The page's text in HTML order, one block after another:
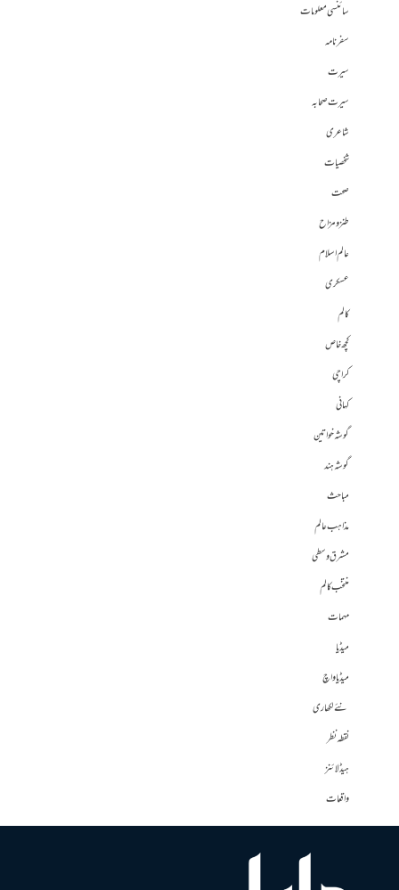
سائنسی معلومات
سفرنامہ
سیرت
سیرت صحابہ
شاعری
شخصیات
صحت
طنز و مزاح
عالم اسلام
عسکری
کالم
کچھ خاص
کراچی
کہانی
گوشہ خواتین
گوشہ ہند
مباحث
مذاہب عالم
مشرق وسطی
منتخب کالم
مہمات
میڈیا
میڈیا واچ
نئے لکھاری
نقطہ نظر
ہیڈلائنز
واقعات